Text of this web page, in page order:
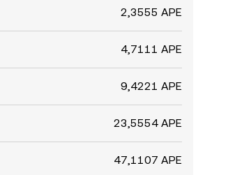
2,3555 APE
4,7111 APE
9,4221 APE
23,5554 APE
47,1107 APE